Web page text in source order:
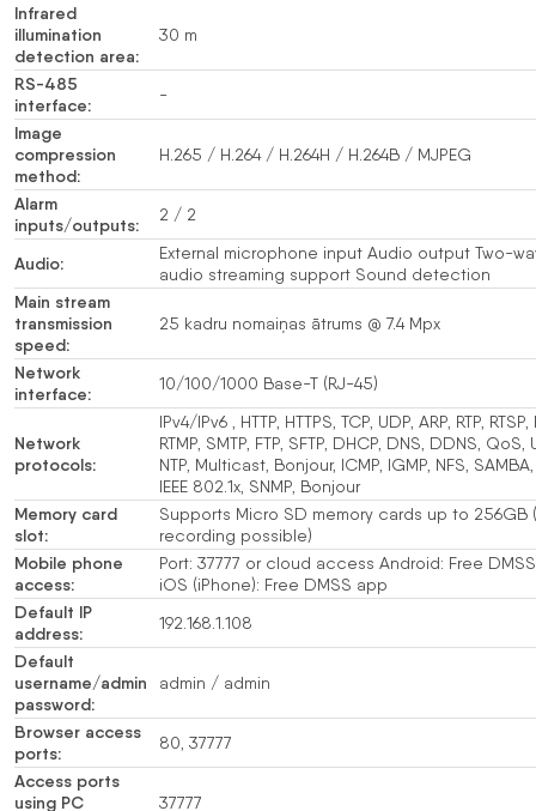
Infrared
illumination
detection area:
30 m
RS-485
interface:
-
Image
compression
method:
H.265 / H.264 / H.264H / H.264B / MJPEG
Alarm
inputs/outputs:
2 / 2
Audio:
External microphone input Audio output Two-
audio streaming support Sound detection
Main stream
transmission
speed:
25 kadru nomaiņas ātrums @ 7.4 Mpx
Network
interface:
10/100/1000 Base-T (RJ-45)
Network
protocols:
IPv4/IPv6 , HTTP, HTTPS, TCP, UDP, ARP, RTP, RTSP,
RTMP, SMTP, FTP, SFTP, DHCP, DNS, DDNS, QoS,
NTP, Multicast, Bonjour, ICMP, IGMP, NFS, SAMBA,
IEEE 802.1x, SNMP, Bonjour
Memory card
slot:
Supports Micro SD memory cards up to 256GB
recording possible)
Mobile phone
access:
Port: 37777 or cloud access Android: Free
iOS (iPhone): Free DMSS app
Default IP
address:
192.168.1.108
Default
username/admin
password:
admin / admin
Browser access
ports:
80, 37777
Access ports
using PC
37777